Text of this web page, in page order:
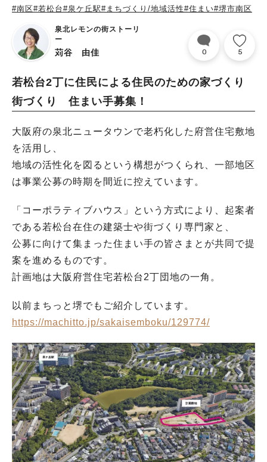
#南区#若松台#泉ケ丘駅#まちづくり/地域活性#住まい#堺市南区
泉北レモンの街ストーリ
ー
苅谷 由佳 0 5
若松台2丁に住民による住民のための家づくり
街づくり 住まい手募集！
大阪府の泉北ニュータウンで老朽化した府営住宅敷地
を活用し、
地域の活性化を図るという構想がつくられ、一部地区
は事業公募の時期を間近に控えています。
「コーポラティブハウス」という方式により、起案者
である若松台在住の建築士や街づくり専門家と、
公募に向けて集まった住まい手の皆さまとが共同で提
案を進めるものです。
計画地は大阪府営住宅若松台2丁団地の一角。
以前まちっと堺でもご紹介しています。
https://machitto.jp/sakaisemboku/129774/